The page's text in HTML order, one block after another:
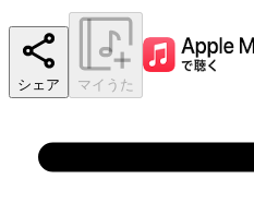
シェア マイうた